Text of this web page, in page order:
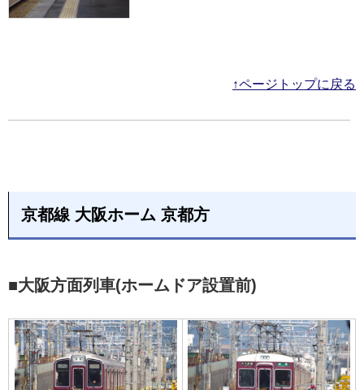
↑ページトップに戻る
京都線 大阪ホーム 京都方
■大阪方面列車(ホームドア設置前)